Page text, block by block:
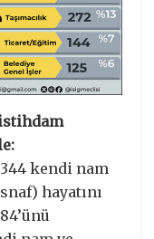
kendi nam
hayatını